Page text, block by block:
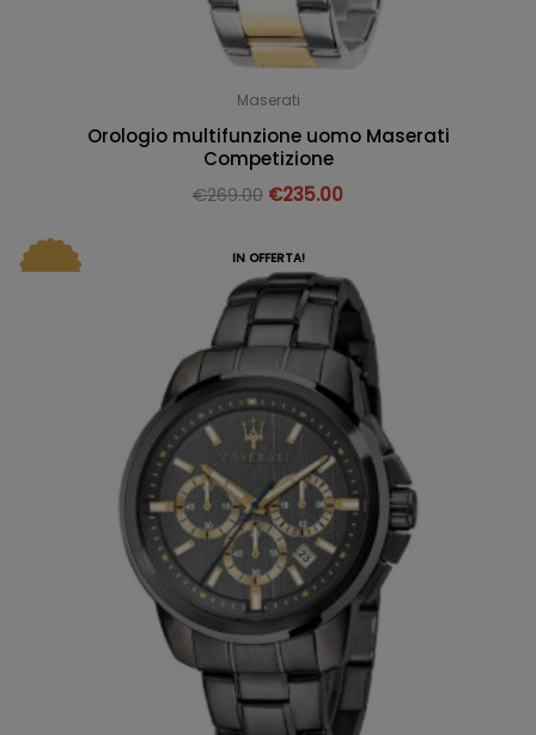
Maserati
Orologio multifunzione uomo Maserati
Competizione
€269.00 €235.00
IN OFFERTA!